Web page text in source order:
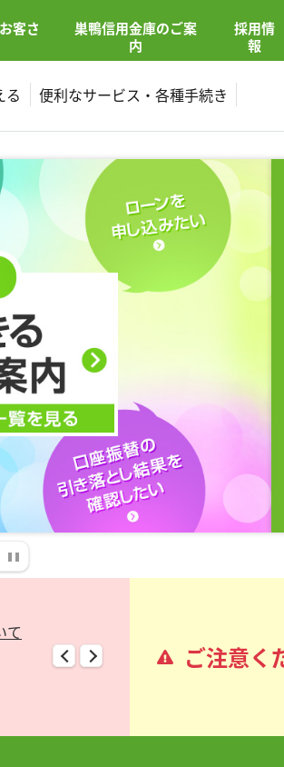
お客さ
巣鴨信用金庫のご案
内
採用情
報
る 便利なサービス・各種手続き
て
カードの一部利用制限について
ご注意く
い！
ル、不審なウェブサイト、